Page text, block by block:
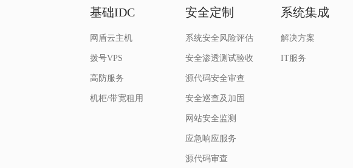
基础IDC
网盾云主机
拨号VPS
高防服务
机柜/带宽租用
安全定制
系统安全风险评估
安全渗透测试验收
源代码安全审查
安全巡查及加固
网站安全监测
应急响应服务
源代码审查
系统集成
解决方案
IT服务